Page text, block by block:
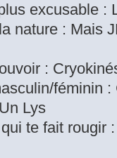
excusable :
nature : Mais
:
féminin
Lys
te fait rougir